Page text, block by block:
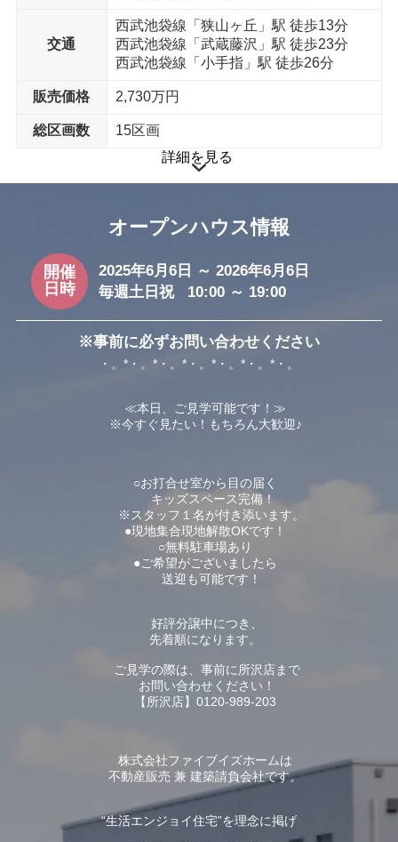
並木病院 まで6分
保育園
さやまが丘保育園 まで11分
交通
西武池袋線「狭山ヶ丘」駅 徒歩13分
西武池袋線「武蔵藤沢」駅 徒歩23分
西武池袋線「小手指」駅 徒歩26分
販売価格 2,730万円
総区画数
15区画
詳細を見る
オープンハウス情報
開催
日時
2025年6月6日 ～ 2026年6月6日
毎週土日祝 10:00 ～ 19:00
※事前に必ずお問い合わせください
・。*・。*・。*・。*・。*・。*・。
≪本日、ご見学可能です！≫
※今すぐ見たい！もちろん大歓迎♪
○お打合せ室から目の届く
キッズスペース完備！
※スタッフ１名が付き添います。
●現地集合現地解散OKです！
○無料駐車場あり
●ご希望がございましたら
送迎も可能です！
好評分譲中につき、
先着順になります。
ご見学の際は、事前に所沢店まで
お問い合わせください！
【所沢店】0120-989-203
株式会社ファイブイズホームは
不動産販売 兼 建築請負会社です。
“生活エンジョイ住宅”を理念に掲げ